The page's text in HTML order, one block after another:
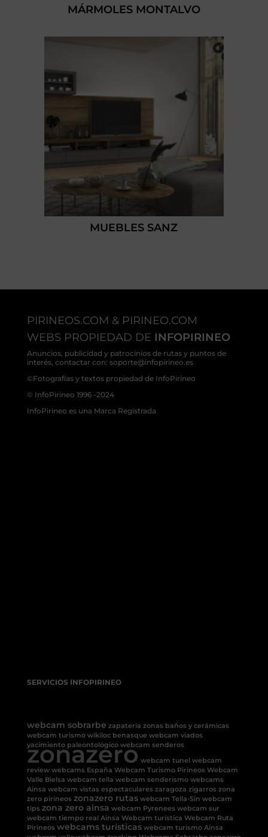
MÁRMOLES MONTALVO
MUEBLES SANZ
PIRINEOS.COM & PIRINEO.COM
WEBS PROPIEDAD DE INFOPIRINEO
Anuncios, publicidad y patrocinios de rutas y puntos de
interés, contactar con: soporte@infopirineo.es
©Fotografías y textos propiedad de InfoPirineo
© InfoPirineo 1996 -2024
InfoPirineo es una Marca Registrada
SERVICIOS INFOPIRINEO
webcam sobrarbe zapateria zonas baños y cerámicas
webcam turismo wikiloc benasque webcam viados
yacimiento paleontológico webcam senderos
zonazero webcam tunel webcam
review webcams España Webcam Turismo Pirineos Webcam
Valle Bielsa webcam tella webcam senderismo webcams
Ainsa webcam vistas espectaculares zaragoza zigarros zona
zero pirineos zonazero rutas webcam Tella-Sin webcam
tips zona zero ainsa webcam Pyrenees webcam sur
webcam tiempo real Ainsa Webcam turística Webcam Ruta
Pirineos webcams turísticas webcam turismo Ainsa